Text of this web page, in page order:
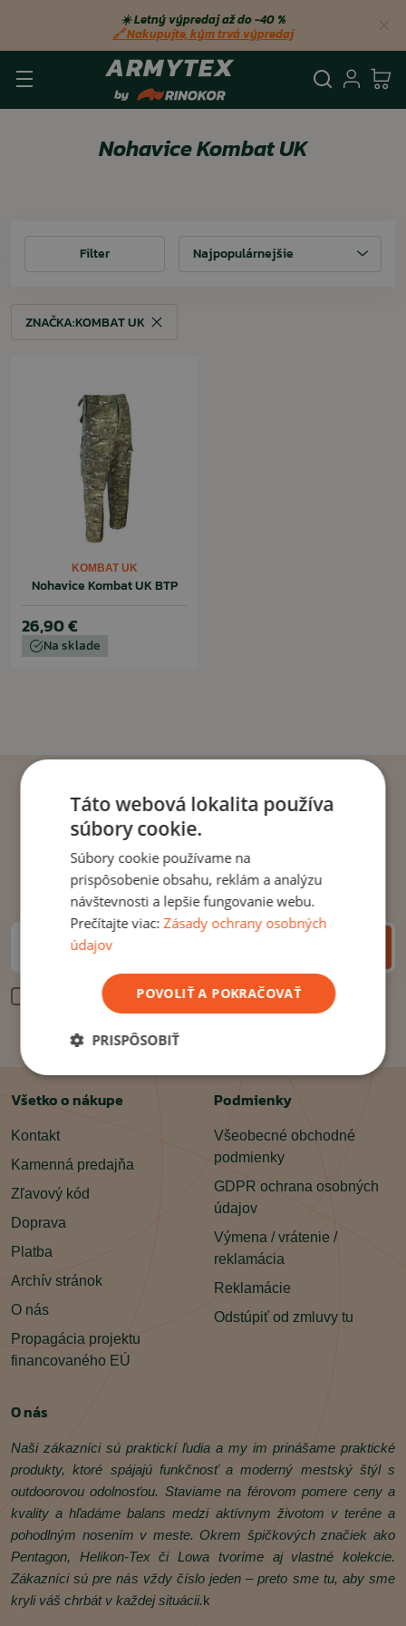
☀️ Letný výpredaj až do −40 %
🔗 Nakupujte, kým trvá výpredaj
Nohavice Kombat UK
FilterFilter Najpopulárnejšie
ZNAČKA:KOMBAT UK
KOMBAT UK
Nohavice Kombat UK BTP
26,90 €
Na sklade
Newsletter: prihláste sa, získajte
odmenu
a zároveň vám neujde žiadna zľava ani novinka
Zadajte Váš e-mail*
Odoslaním e-mailu súhlasíte sospracovaním osobných
Všetko o nákupe
Kontakt
Kamenná predajňa
Zľavový kód
Doprava
Platba
Archív stránok
O nás
Propagácia projektu
financovaného EÚ
Podmienky
Všeobecné obchodné
podmienky
GDPR ochrana osobných
údajov
Výmena / vrátenie /
reklamácia
Reklamácie
Odstúpiť od zmluvy tu
O nás
Naši zákazníci sú praktickí ľudia a my im prinášame praktické
produkty, ktoré spájajú funkčnosť a moderný mestský štýl s
outdoorovou odolnosťou. Staviame na férovom pomere ceny a
kvality a hľadáme balans medzi aktívnym životom v teréne a
pohodlným nosením v meste. Okrem špičkových značiek ako
Pentagon, Helikon‑Tex či Lowa tvoríme aj vlastné kolekcie.
Zákazníci sú pre nás vždy číslo jeden – preto sme tu, aby sme
kryli váš chrbát v každej situácii.k
Táto webová lokalita používa
súbory cookie.
Súbory cookie používame na
prispôsobenie obsahu, reklám a analýzu
návštevnosti a lepšie fungovanie webu.
Prečítajte viac:Zásady ochrany osobných
údajov
POVOLIŤ A POKRAČOVAŤ
PRISPÔSOBIŤ